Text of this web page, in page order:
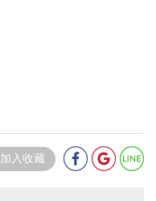
加入收藏